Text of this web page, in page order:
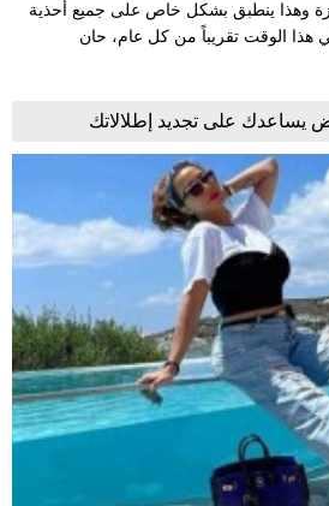
وهذا ينطبق بشكل خاص على جميع أحذية
في هذا الوقت تقريباً من كل عام، حان
يساعدك على تجديد إطلالاتك